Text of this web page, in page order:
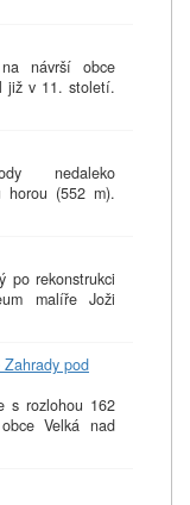
návrší obce
již v 11. století.
nedaleko
horou (552 m).
po rekonstrukci
malíře Joži
pod
s rozlohou 162
Velká nad